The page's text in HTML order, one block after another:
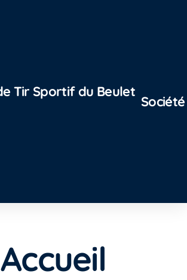
Accueil